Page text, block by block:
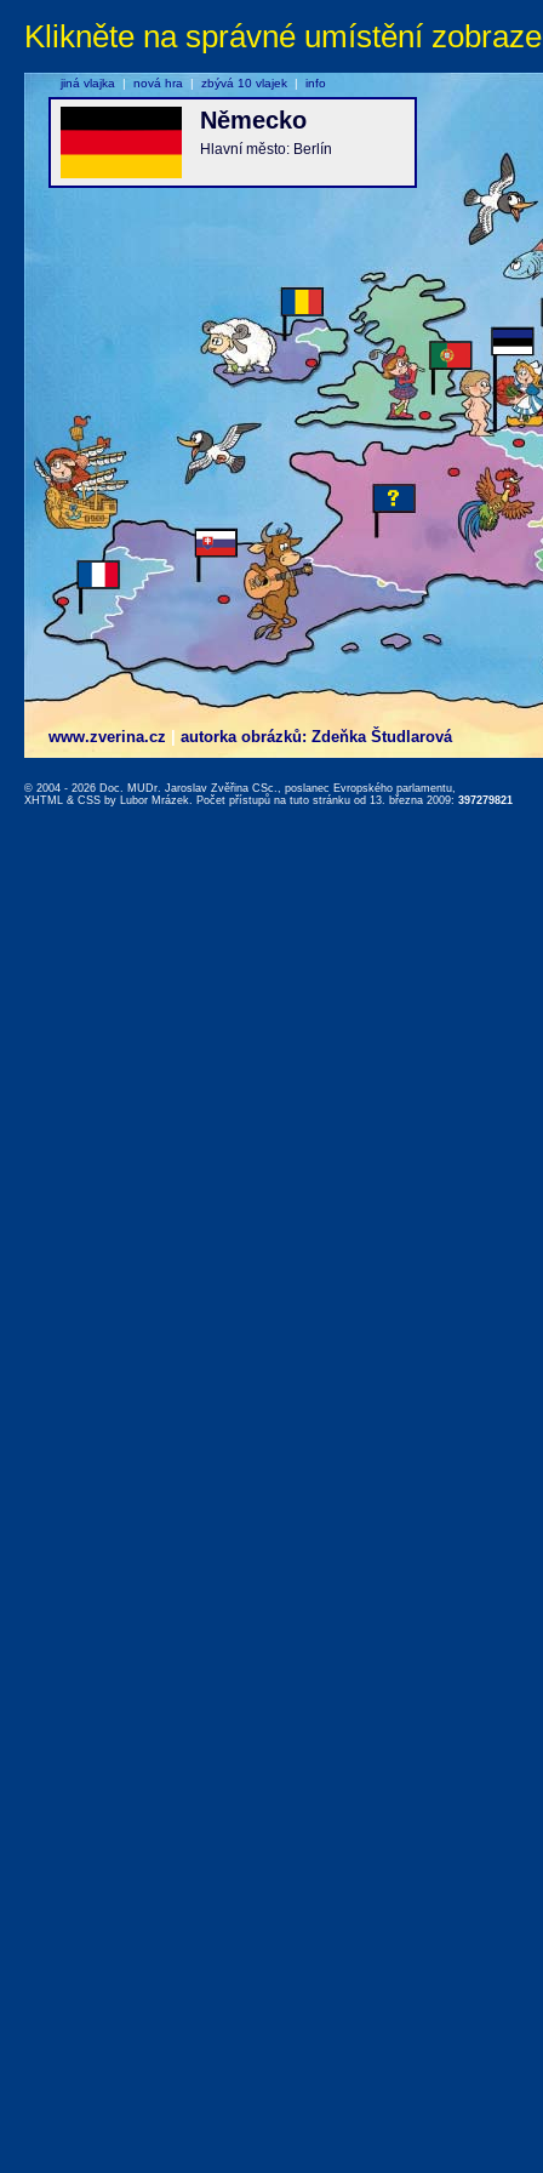
Klikněte na správné umístění
www.zverina.cz autorka obrázků: Zdeňka Študlarová
Německo
Hlavní město: Berlín
jiná vlajka | nová hra | zbývá 10 vlajek | info
© 2004 - 2026 Doc. MUDr. Jaroslav Zvěřina CSc., poslanec Evropského parlamentu,
XHTML & CSS by Lubor Mrázek. Počet přístupů na tuto stránku od 13. března 2009: 397279821